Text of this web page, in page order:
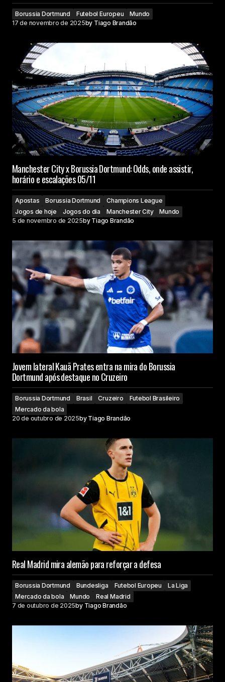
Borussia Dortmund Futebol Europeu
Mundo
17 de novembro de 2025by Tiago Brandão
Manchester City x Borussia Dortmund: Odds, onde assistir,
horário e escalações 05/11
Apostas Borussia Dortmund
Champions League
Jogos de hoje
Jogos do dia Manchester City
Mundo
5 de novembro de 2025by Tiago Brandão
Jovem lateral Kauã Prates entra na mira do Borussia
Dortmund após destaque no Cruzeiro
Borussia Dortmund Brasil Cruzeiro
Futebol Brasileiro
Mercado da bola
20 de outubro de 2025by Tiago Brandão
Real Madrid mira alemão para reforçar a defesa
Borussia Dortmund Bundesliga Futebol Europeu
La Liga
Mercado da bola
Mundo
Real Madrid
7 de outubro de 2025by Tiago Brandão